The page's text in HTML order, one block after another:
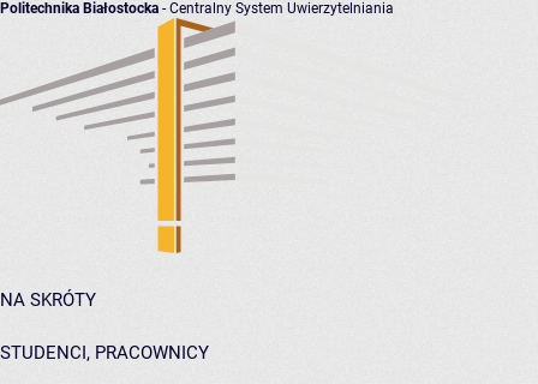
Politechnika Białostocka - Centralny System Uwierzytelniania
NA SKRÓTY
STUDENCI, PRACOWNICY